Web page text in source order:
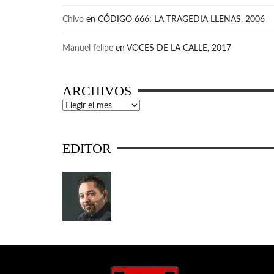
Chivo en CÓDIGO 666: LA TRAGEDIA LLENAS, 2006
Manuel felipe en VOCES DE LA CALLE, 2017
ARCHIVOS
Archivos
EDITOR